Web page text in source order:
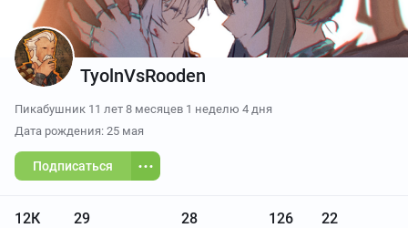
TyolnVsRooden
Пикабушник 11 лет 8 месяцев 1 неделю 4 дня
Дата рождения: 25 мая
Подписаться
12К 29 28 126 22